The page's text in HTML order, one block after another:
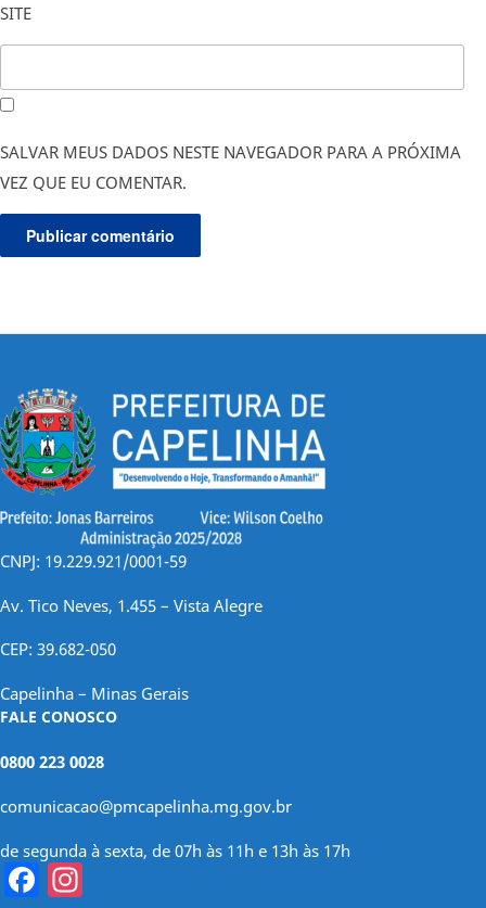
SITE
SALVAR MEUS DADOS NESTE NAVEGADOR PARA A PRÓXIMA
VEZ QUE EU COMENTAR.
CNPJ: 19.229.921/0001-59
Av. Tico Neves, 1.455 – Vista Alegre
CEP: 39.682-050
Capelinha – Minas Gerais
FALE CONOSCO
0800 223 0028
comunicacao@pmcapelinha.mg.gov.br
de segunda à sexta, de 07h às 11h e 13h às 17h
Facebook